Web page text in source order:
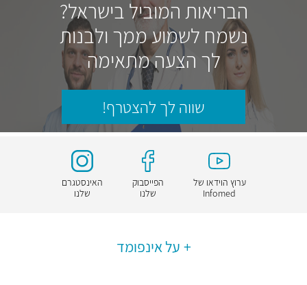
הבריאות המוביל בישראל?
נשמח לשמוע ממך ולבנות
לך הצעה מתאימה
שווה לך להצטרף!
ערוץ הוידאו של
Infomed
הפייסבוק
שלנו
האינסטגרם
שלנו
על אינפומד